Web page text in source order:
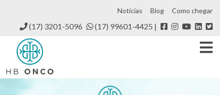
Notícias Blog Como chegar
(17) 3201-5096 (17) 99601-4425